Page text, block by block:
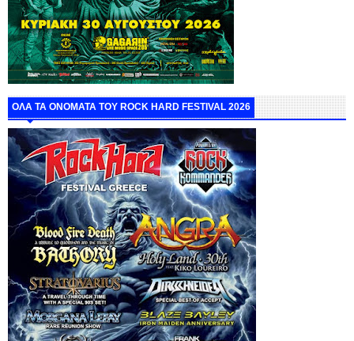
ΟΛΑ ΤΑ ΟΝΟΜΑΤΑ ΤΟΥ ROCK HARD FESTIVAL 2026